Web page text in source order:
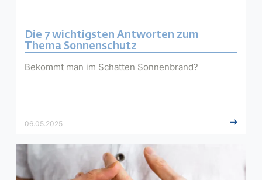
Die 7 wichtigsten Antworten zum
Thema Sonnenschutz
Bekommt man im Schatten Sonnenbrand?
06.05.2025